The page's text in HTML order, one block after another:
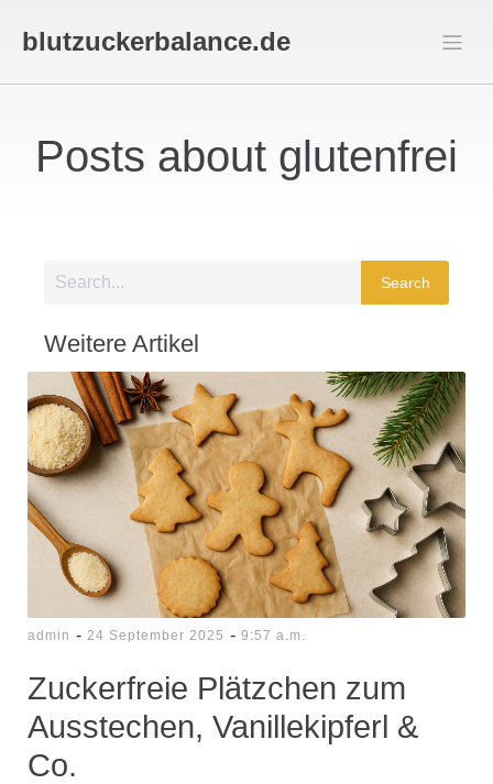
blutzuckerbalance.de
Posts about glutenfrei
Search
Weitere Artikel
admin - 24 September 2025 - 9:57 a.m.
Zuckerfreie Plätzchen zum
Ausstechen, Vanillekipferl &
Co.